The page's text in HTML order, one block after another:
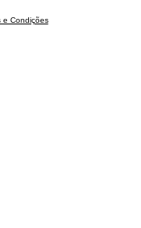
e Condições